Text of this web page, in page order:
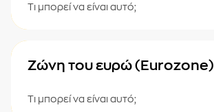
Τι μπορεί να είναι αυτό;
Ζώνη του ευρώ (Eurozone)
Τι μπορεί να είναι αυτό;